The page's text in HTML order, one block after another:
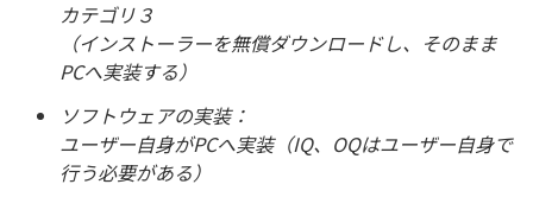
カテゴリ３
（インストーラーを無償ダウンロードし、そのまま
PCへ実装する）
ソフトウェアの実装：
ユーザー自身がPCへ実装（IQ、OQはユーザー自身で
行う必要がある）